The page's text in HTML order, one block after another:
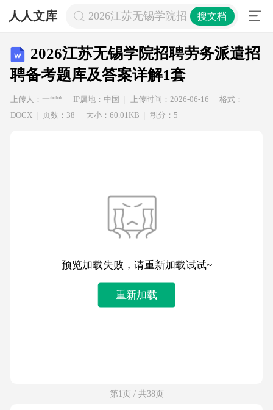
人人文库 2026江苏无锡学院招聘劳务派遣招聘
搜文档
2026江苏无锡学院招聘劳务派遣招
聘备考题库及答案详解1套
上传人：一*** IP属地：中国 上传时间：2026-06-16
格式：
DOCX
页数：38 大小：60.01KB 积分：5
预览加载失败，请重新加载试试~
重新加载
第1页 / 共38页